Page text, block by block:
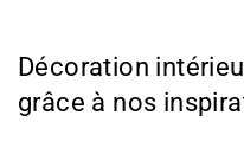
Décoration
grâce à nos